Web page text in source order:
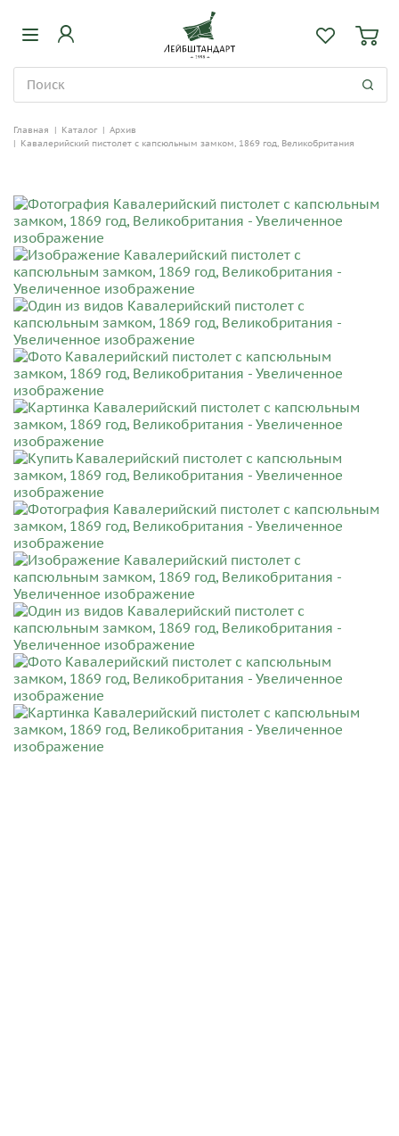
Главная | Каталог | Архив
| Кавалерийский пистолет с капсюльным замком, 1869 год, Великобритания